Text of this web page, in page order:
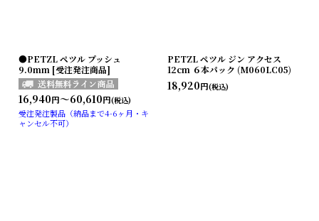
●PETZL ペツル プッシュ
9.0mm [受注発注商品]
16,940円～60,610円(税込)
受注発注製品（納品まで4-6ヶ月・キ
ャンセル不可）
PETZL ペツル ジン アクセス
12cm ６本パック (M060LC05)
18,920円(税込)